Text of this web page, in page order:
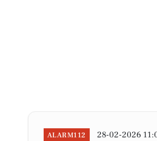
ALARM112 28-02-2026